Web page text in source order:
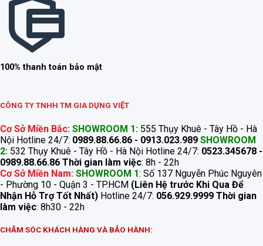
100% thanh toán bảo mật
CÔNG TY TNHH TM GIA DỤNG VIỆT
Cơ Sở Miền Bắc: SHOWROOM 1: 555 Thụy Khuê - Tây Hồ - Hà
Nội Hotline 24/7: 0989.88.66.86 - 0913.023.989 SHOWROOM
2: 532 Thụy Khuê - Tây Hồ - Hà Nội Hotline 24/7: 0523.345678 -
0989.88.66.86 Thời gian làm việc: 8h - 22h
Cơ Sở Miền Nam: SHOWROOM 1: Số 137 Nguyễn Phúc Nguyên
- Phường 10 - Quận 3 - TP.HCM (Liên Hệ trước Khi Qua Để
Nhận Hỗ Trợ Tốt Nhất) Hotline 24/7: 056.929.9999 Thời gian
làm việc: 8h30 - 22h
CHĂM SÓC KHÁCH HÀNG VÀ BẢO HÀNH: